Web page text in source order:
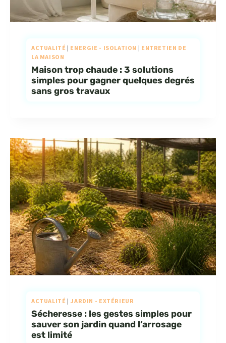
ACTUALITÉ | ENERGIE - ISOLATION | ENTRETIEN DE
LA MAISON
Maison trop chaude : 3 solutions
simples pour gagner quelques degrés
sans gros travaux
ACTUALITÉ | JARDIN - EXTÉRIEUR
Sécheresse : les gestes simples pour
sauver son jardin quand l’arrosage
est limité